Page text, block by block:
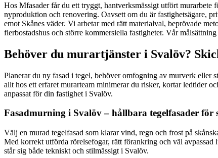
Hos Mfasader får du ett tryggt, hantverksmässigt utfört murarbete
nyproduktion och renovering. Oavsett om du är fastighetsägare,
emot Skånes väder. Vi arbetar med rätt materialval, beprövade
flerbostadshus och större kommersiella fastigheter. Vår
Behöver du murartjänster i Svalöv?
Planerar du ny fasad i tegel, behöver omfogning av murverk eller
allt hos ett erfaret murarteam minimerar du risker, kortar ledtider
anpassat för din fastighet i Svalöv.
Fasadmurning i Svalöv – hållbara tegelfasader för
Välj en murad tegelfasad som klarar vind, regn och frost på
Med korrekt utförda rörelsefogar, rätt förankring och väl
står sig både tekniskt och stilmässigt i Svalöv.